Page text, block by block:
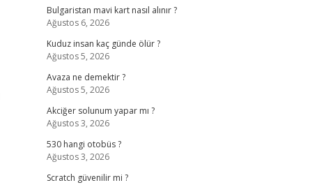
Bulgaristan mavi kart nasıl alınır ?
Ağustos 6, 2026
Kuduz insan kaç günde ölür ?
Ağustos 5, 2026
Avaza ne demektir ?
Ağustos 5, 2026
Akciğer solunum yapar mı ?
Ağustos 3, 2026
530 hangi otobüs ?
Ağustos 3, 2026
Scratch güvenilir mi ?